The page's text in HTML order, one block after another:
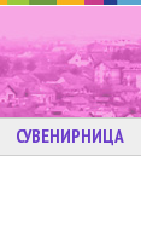
СУВЕНИРНИЦА